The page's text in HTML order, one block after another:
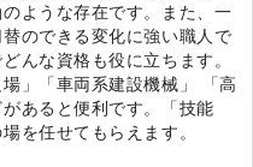
ような存在です。また、一
のできる変化に強い職人で
んな資格も役に立ちます。
」「車両系建設機械」 「高
あると便利です。「技能
を任せてもらえます。